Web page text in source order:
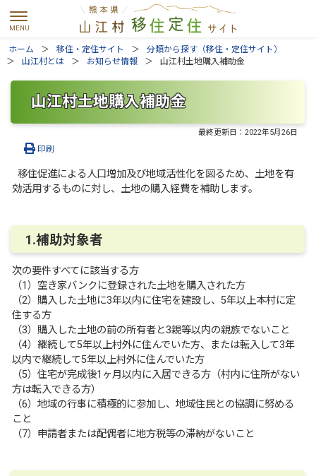
ホーム 移住・定住サイト
分類から探す（移住・定住サイト）
山江村とは
お知らせ情報 山江村土地購入補助金
山江村土地購入補助金
最終更新日：2022年5月26日
印刷
移住促進による人口増加及び地域活性化を図るため、土地を有
効活用するものに対し、土地の購入経費を補助します。
1.補助対象者
次の要件すべてに該当する方
（1）空き家バンクに登録された土地を購入された方
（2）購入した土地に3年以内に住宅を建設し、5年以上本村に定
住する方
（3）購入した土地の前の所有者と3親等以内の親族でないこと
（4）継続して5年以上村外に住んでいた方、または転入して3年
以内で継続して5年以上村外に住んでいた方
（5）住宅が完成後1ヶ月以内に入居できる方（村内に住所がない
方は転入できる方）
（6）地域の行事に積極的に参加し、地域住民との協調に努める
こと
（7）申請者または配偶者に地方税等の滞納がないこと